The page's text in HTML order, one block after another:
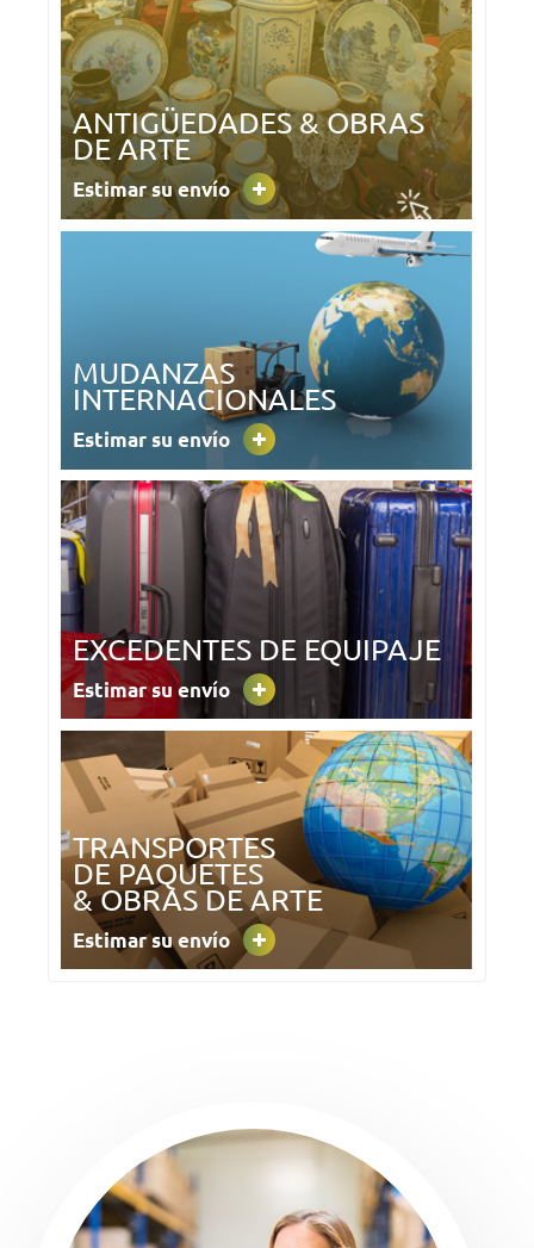
ANTIGÜEDADES & OBRAS
DE ARTE
Estimar su envío
MUDANZAS
INTERNACIONALES
Estimar su envío
EXCEDENTES DE EQUIPAJE
Estimar su envío
TRANSPORTES
DE PAQUETES
& OBRAS DE ARTE
Estimar su envío